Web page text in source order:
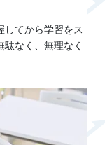
してから学習をス
なく、無理なく